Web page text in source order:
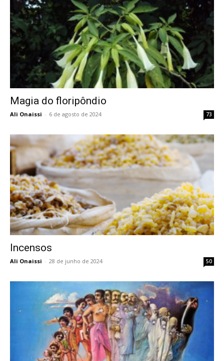
Magia do floripôndio
Ali Onaissi - 6 de agosto de 2024 73
Incensos
Ali Onaissi - 28 de junho de 2024 50